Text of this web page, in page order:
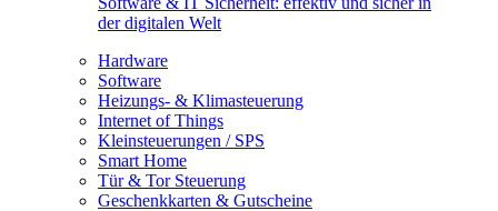
der digitalen Welt
Hardware
Software
Heizungs- & Klimasteuerung
Internet of Things
Kleinsteuerungen / SPS
Smart Home
Tür & Tor Steuerung
Geschenkkarten & Gutscheine